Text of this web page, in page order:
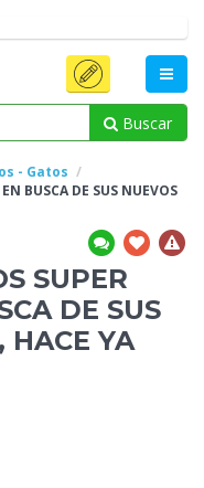
Buscar
- Gatos
BUSCA DE SUS NUEVOS
SUPER
DE SUS
HACE YA